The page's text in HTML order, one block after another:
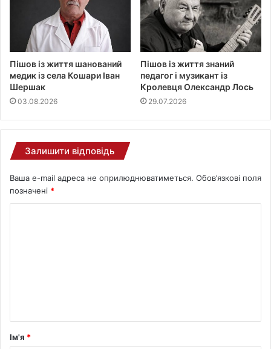
Пішов із життя шанований
медик із села Кошари Іван
Шершак
03.08.2026
Пішов із життя знаний
педагог і музикант із
Кролевця Олександр Лось
29.07.2026
Залишити відповідь
Ваша e-mail адреса не оприлюднюватиметься. Обов’язкові поля
позначені *
Ім'я *